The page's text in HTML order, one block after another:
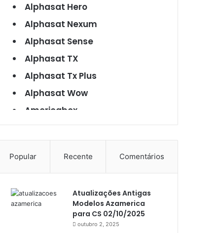
Alphasat Hero
Alphasat Nexum
Alphasat Sense
Alphasat TX
Alphasat Tx Plus
Alphasat Wow
Americabox
Americabox S101
Americabox S105 Plus
Americabox S205 Plus
Americabox S305 Plus
Popular Recente Comentários
Atualizações Antigas
Modelos Azamerica
para CS 02/10/2025
outubro 2, 2025